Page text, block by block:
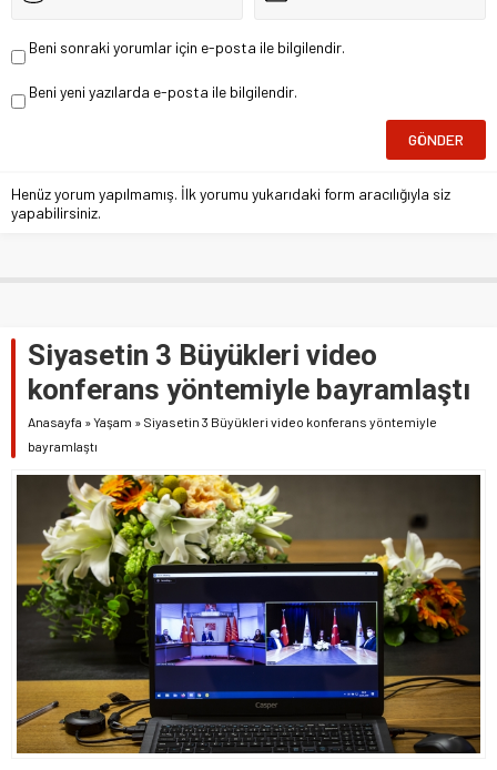
Beni sonraki yorumlar için e-posta ile bilgilendir.
Beni yeni yazılarda e-posta ile bilgilendir.
Henüz yorum yapılmamış. İlk yorumu yukarıdaki form aracılığıyla siz
yapabilirsiniz.
Siyasetin 3 Büyükleri video
konferans yöntemiyle bayramlaştı
Anasayfa »Yaşam » Siyasetin 3 Büyükleri video konferans yöntemiyle
bayramlaştı